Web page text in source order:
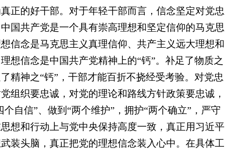
正的好干部。对于年轻干部而言，信念坚定对党忠
国共产党是一个具有崇高理想和坚定信仰的马克思
信念是马克思主义真理信仰、共产主义远大理想和
想信念是中国共产党精神上的“钙”。补足了物质之
精神之“钙”，干部才能百折不挠经受考验。对党忠
组织要忠诚，对党的理论和路线方针政策要忠诚，
自信”、做到“两个维护”，拥护“两个确立”，严守
想和行动上与党中央保持高度一致，真正用习近平
装头脑，真正把党的理想信念装入心中。在具体工